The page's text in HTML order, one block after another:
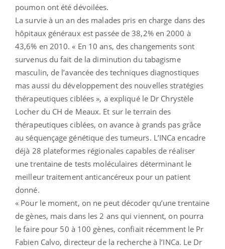
poumon ont été dévoilées.
La survie à un an des malades pris en charge dans des
hôpitaux généraux est passée de 38,2% en 2000 à
43,6% en 2010. « En 10 ans, des changements sont
survenus du fait de la diminution du tabagisme
masculin, de l’avancée des techniques diagnostiques
mas aussi du développement des nouvelles stratégies
thérapeutiques ciblées », a expliqué le Dr Chrystèle
Locher du CH de Meaux. Et sur le terrain des
thérapeutiques ciblées, on avance à grands pas grâce
au séquençage génétique des tumeurs. L’INCa encadre
déjà 28 plateformes régionales capables de réaliser
une trentaine de tests moléculaires déterminant le
meilleur traitement anticancéreux pour un patient
donné.
« Pour le moment, on ne peut décoder qu’une trentaine
de gènes, mais dans les 2 ans qui viennent, on pourra
le faire pour 50 à 100 gènes, confiait récemment le Pr
Fabien Calvo, directeur de la recherche à l’INCa. Le Dr